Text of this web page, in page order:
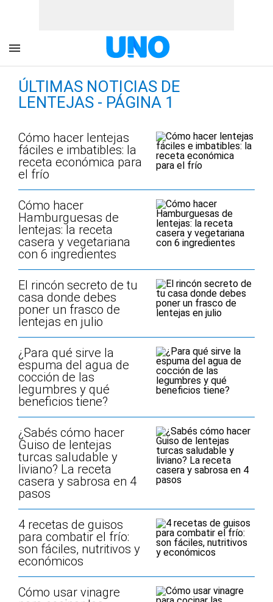
ÚLTIMAS NOTICIAS DE
LENTEJAS - PÁGINA 1
Cómo hacer lentejas
fáciles e imbatibles: la
receta económica para
el frío
Cómo hacer
Hamburguesas de
lentejas: la receta
casera y vegetariana
con 6 ingredientes
El rincón secreto de tu
casa donde debes
poner un frasco de
lentejas en julio
¿Para qué sirve la
espuma del agua de
cocción de las
legumbres y qué
beneficios tiene?
¿Sabés cómo hacer
Guiso de lentejas
turcas saludable y
liviano? La receta
casera y sabrosa en 4
pasos
4 recetas de guisos
para combatir el frío:
son fáciles, nutritivos y
económicos
Cómo usar vinagre